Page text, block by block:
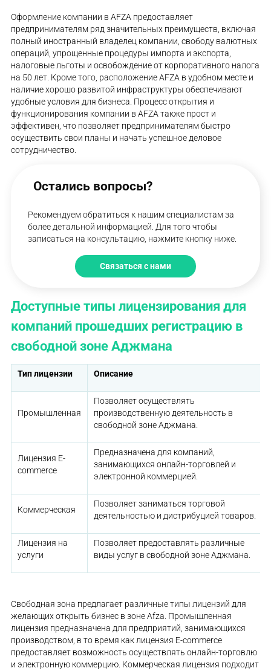
Оформление компании в AFZA предоставляет
предпринимателям ряд значительных преимуществ, включая
полный иностранный владелец компании, свободу валютных
операций, упрощенные процедуры импорта и экспорта,
налоговые льготы и освобождение от корпоративного налога
на 50 лет. Кроме того, расположение AFZA в удобном месте и
наличие хорошо развитой инфраструктуры обеспечивают
удобные условия для бизнеса. Процесс открытия и
функционирования компании в AFZA также прост и
эффективен, что позволяет предпринимателям быстро
осуществить свои планы и начать успешное деловое
сотрудничество.
Остались вопросы?
Рекомендуем обратиться к нашим специалистам за
более детальной информацией. Для того чтобы
записаться на консультацию, нажмите кнопку ниже.
Связаться с нами
Доступные типы лицензирования для
компаний прошедших регистрацию в
свободной зоне Аджмана
Тип лицензии Описание
Промышленная
Позволяет осуществлять
производственную деятельность в
свободной зоне Аджмана.
Лицензия E-
commerce
Предназначена для компаний,
занимающихся онлайн-торговлей и
электронной коммерцией.
Коммерческая
Позволяет заниматься торговой
деятельностью и дистрибуцией товаров.
Лицензия на
услуги
Позволяет предоставлять различные
виды услуг в свободной зоне Аджмана.
Свободная зона предлагает различные типы лицензий для
желающих открыть бизнес в зоне Afza. Промышленная
лицензия предназначена для предприятий, занимающихся
производством, в то время как лицензия E-commerce
предоставляет возможность осуществлять онлайн-торговлю
и электронную коммерцию. Коммерческая лицензия подходит